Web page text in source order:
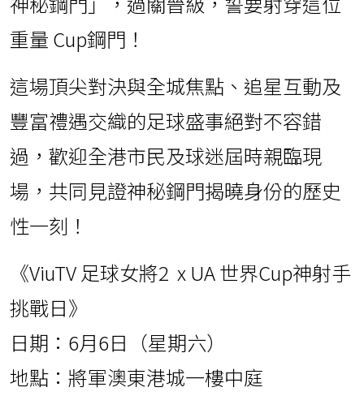
重量 Cup鋼門！
這場頂尖對決與全城焦點、追星互動及
豐富禮遇交織的足球盛事絕對不容錯
過，歡迎全港市民及球迷屆時親臨現
場，共同見證神秘鋼門揭曉身份的歷史
性一刻！
《ViuTV 足球女將2 x UA 世界Cup神射手
挑戰日》
日期：6月6日（星期六）
地點：將軍澳東港城一樓中庭